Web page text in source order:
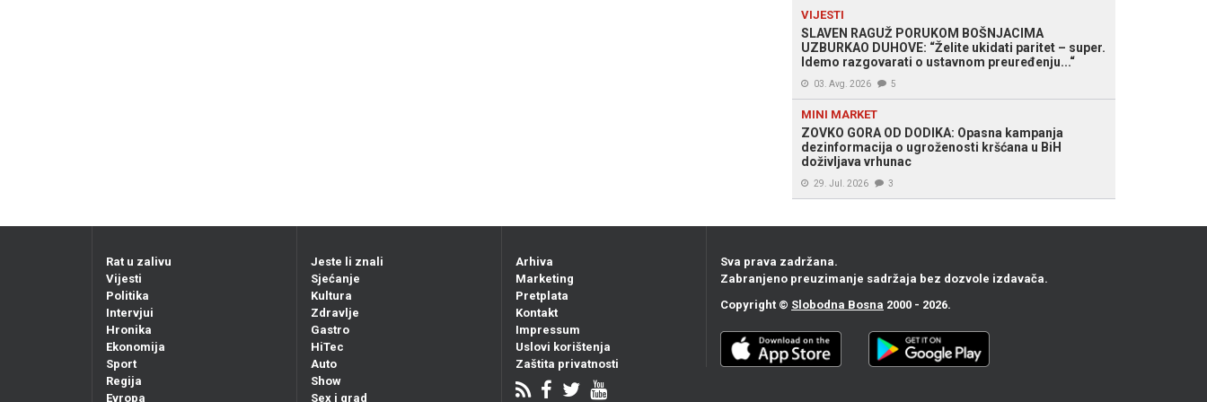
VIJESTI
SLAVEN RAGUŽ PORUKOM BOŠNJACIMA
UZBURKAO DUHOVE: “Želite ukidati paritet – super.
Idemo razgovarati o ustavnom preuređenju...“
03. Avg. 2026 5
MINI MARKET
ZOVKO GORA OD DODIKA: Opasna kampanja
dezinformacija o ugroženosti kršćana u BiH
doživljava vrhunac
29. Jul. 2026 3
Rat u zalivu
Vijesti
Politika
Intervjui
Hronika
Ekonomija
Sport
Regija
Evropa
Jeste li znali
Sjećanje
Kultura
Zdravlje
Gastro
HiTec
Auto
Show
Sex i grad
Arhiva
Marketing
Pretplata
Kontakt
Impressum
Uslovi korištenja
Zaštita privatnosti
Sva prava zadržana.
Zabranjeno preuzimanje sadržaja bez dozvole izdavača.
Copyright © Slobodna Bosna 2000 - 2026.